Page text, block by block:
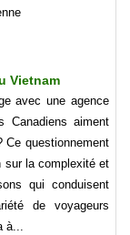
Vietnam
avec une agence
Canadiens aiment
Ce questionnement
sur la complexité et
qui conduisent
de voyageurs
à...